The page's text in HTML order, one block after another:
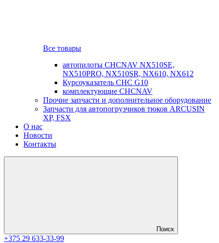
Все товары
автопилоты CHCNAV NX510SE,
NX510PRO, NX510SR, NX610, NX612
Курсоуказатель CHC G10
комплектующие CHCNAV
Прочие запчасти и дополнительное оборудование
Запчасти для автопогрузчиков тюков ARCUSIN
XP, FSX
О нас
Новости
Контакты
Поиск
+375 29 633-33-99